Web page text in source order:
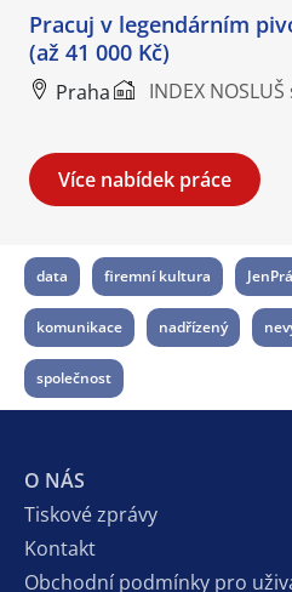
Pracuj v legendárním
(až 41 000 Kč)
Praha INDEX
Více nabídek práce
data firemní kultura
komunikace nadřízený
společnost
O NÁS
Tiskové zprávy
Kontakt
Obchodní podmínky pro